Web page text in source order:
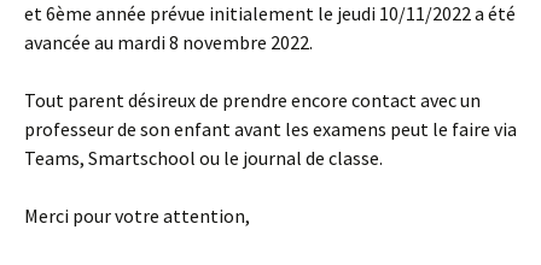
et 6ème année prévue initialement le jeudi 10/11/2022 a été
avancée au mardi 8 novembre 2022.
Tout parent désireux de prendre encore contact avec un
professeur de son enfant avant les examens peut le faire via
Teams, Smartschool ou le journal de classe.
Merci pour votre attention,